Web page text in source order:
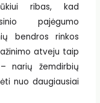
ribas, kad
pajėgumo
bendros rinkos
atveju taip
narių žemdirbių
nuo daugiausiai